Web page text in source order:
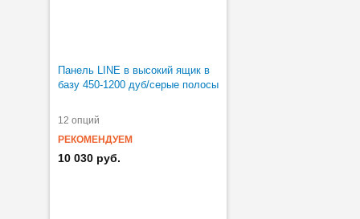
Панель LINE в высокий ящик в
базу 450-1200 дуб/серые полосы
12 опций
РЕКОМЕНДУЕМ
10 030 руб.